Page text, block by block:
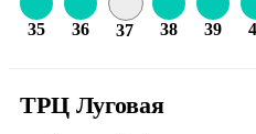
35 36 37 38 39
ТРЦ Луговая